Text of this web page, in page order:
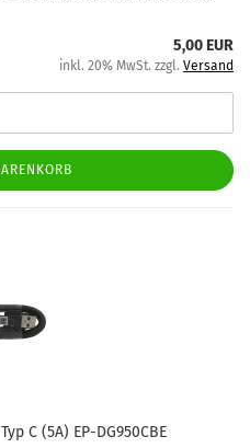
5,00 EUR
inkl. 20% MwSt. zzgl. Versand
C (5A) EP-​DG950CBE